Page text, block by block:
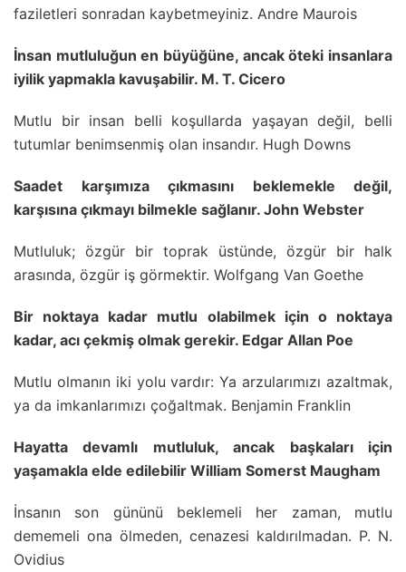
faziletleri sonradan kaybetmeyiniz. Andre Maurois
İnsan mutluluğun en büyüğüne, ancak öteki insanlara
iyilik yapmakla kavuşabilir. M. T. Cicero
Mutlu bir insan belli koşullarda yaşayan değil, belli
tutumlar benimsenmiş olan insandır. Hugh Downs
Saadet karşımıza çıkmasını beklemekle değil,
karşısına çıkmayı bilmekle sağlanır. John Webster
Mutluluk; özgür bir toprak üstünde, özgür bir halk
arasında, özgür iş görmektir. Wolfgang Van Goethe
Bir noktaya kadar mutlu olabilmek için o noktaya
kadar, acı çekmiş olmak gerekir. Edgar Allan Poe
Mutlu olmanın iki yolu vardır: Ya arzularımızı azaltmak,
ya da imkanlarımızı çoğaltmak. Benjamin Franklin
Hayatta devamlı mutluluk, ancak başkaları için
yaşamakla elde edilebilir William Somerst Maugham
İnsanın son gününü beklemeli her zaman, mutlu
dememeli ona ölmeden, cenazesi kaldırılmadan. P. N.
Ovidius